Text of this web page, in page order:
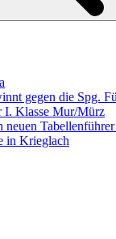
gegen die Spg.
I. Klasse Mur/Mürz
in Krieglach